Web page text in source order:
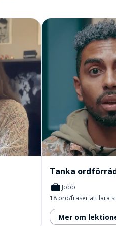
Tanka
Jobb
18 ord/fraser att lära
Mer om